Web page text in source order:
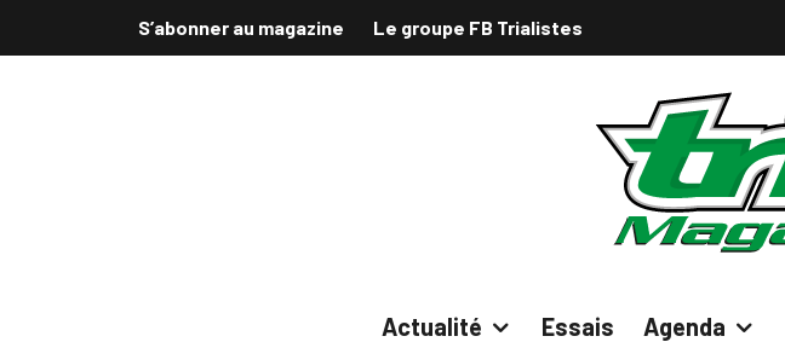
S’abonner au magazine Le groupe FB Trialistes
Actualité Essais Agenda